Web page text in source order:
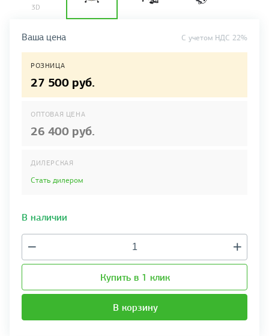
Ваша цена C учетом НДС 22%
РОЗНИЦА
27 500 руб.
ОПТОВАЯ ЦЕНА
26 400 руб.
ДИЛЕРСКАЯ
Стать дилером
В наличии
Купить в 1 клик
В корзину